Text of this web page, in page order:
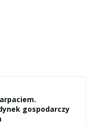
gospodarczy